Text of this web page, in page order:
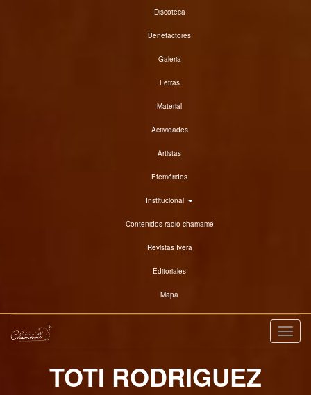
Discoteca
Benefactores
Galeria
Letras
Material
Actividades
Artistas
Efemérides
Institucional
Contenidos radio chamamé
Revistas Ivera
Editoriales
Mapa
TOTI RODRIGUEZ